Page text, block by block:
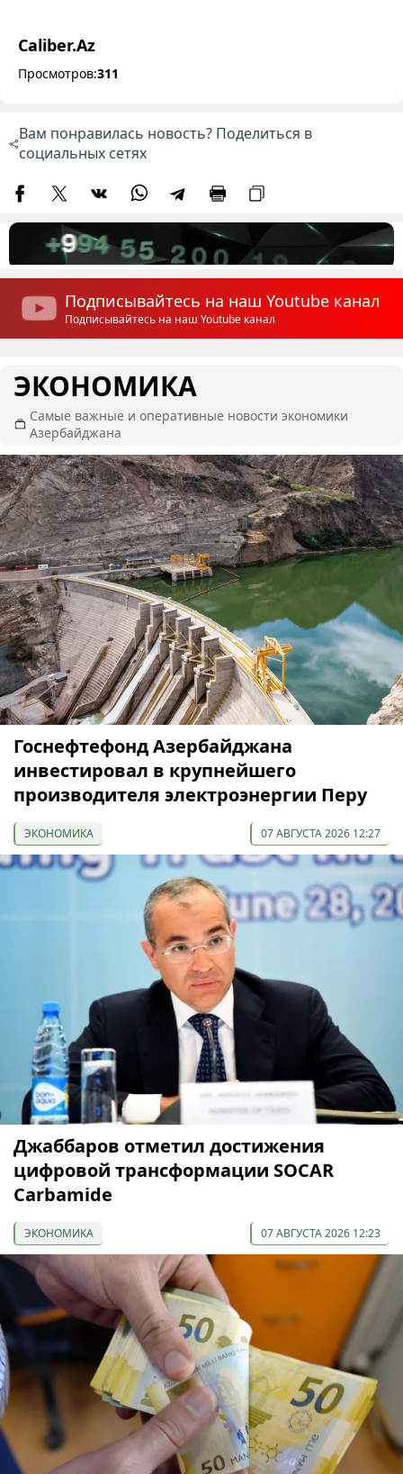
Caliber.Az
Просмотров:311
Вам понравилась новость? Поделиться в
социальных сетях
Подписывайтесь на наш Youtube канал
Подписывайтесь на наш Youtube канал
ЭКОНОМИКА
Самые важные и оперативные новости экономики
Азербайджана
Госнефтефонд Азербайджана
инвестировал в крупнейшего
производителя электроэнергии Перу
ЭКОНОМИКА 07 АВГУСТА 2026 12:27
Джаббаров отметил достижения
цифровой трансформации SOCAR
Carbamide
ЭКОНОМИКА 07 АВГУСТА 2026 12:23